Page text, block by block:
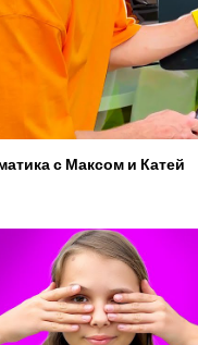
с Максом и Катей